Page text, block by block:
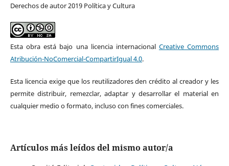
Derechos de autor 2019 Política y Cultura
Esta obra está bajo una licencia internacional Creative Commons
Atribución-NoComercial-CompartirIgual 4.0.
Esta licencia exige que los reutilizadores den crédito al creador y les
permite distribuir, remezclar, adaptar y desarrollar el material en
cualquier medio o formato, incluso con fines comerciales.
Artículos más leídos del mismo autor/a